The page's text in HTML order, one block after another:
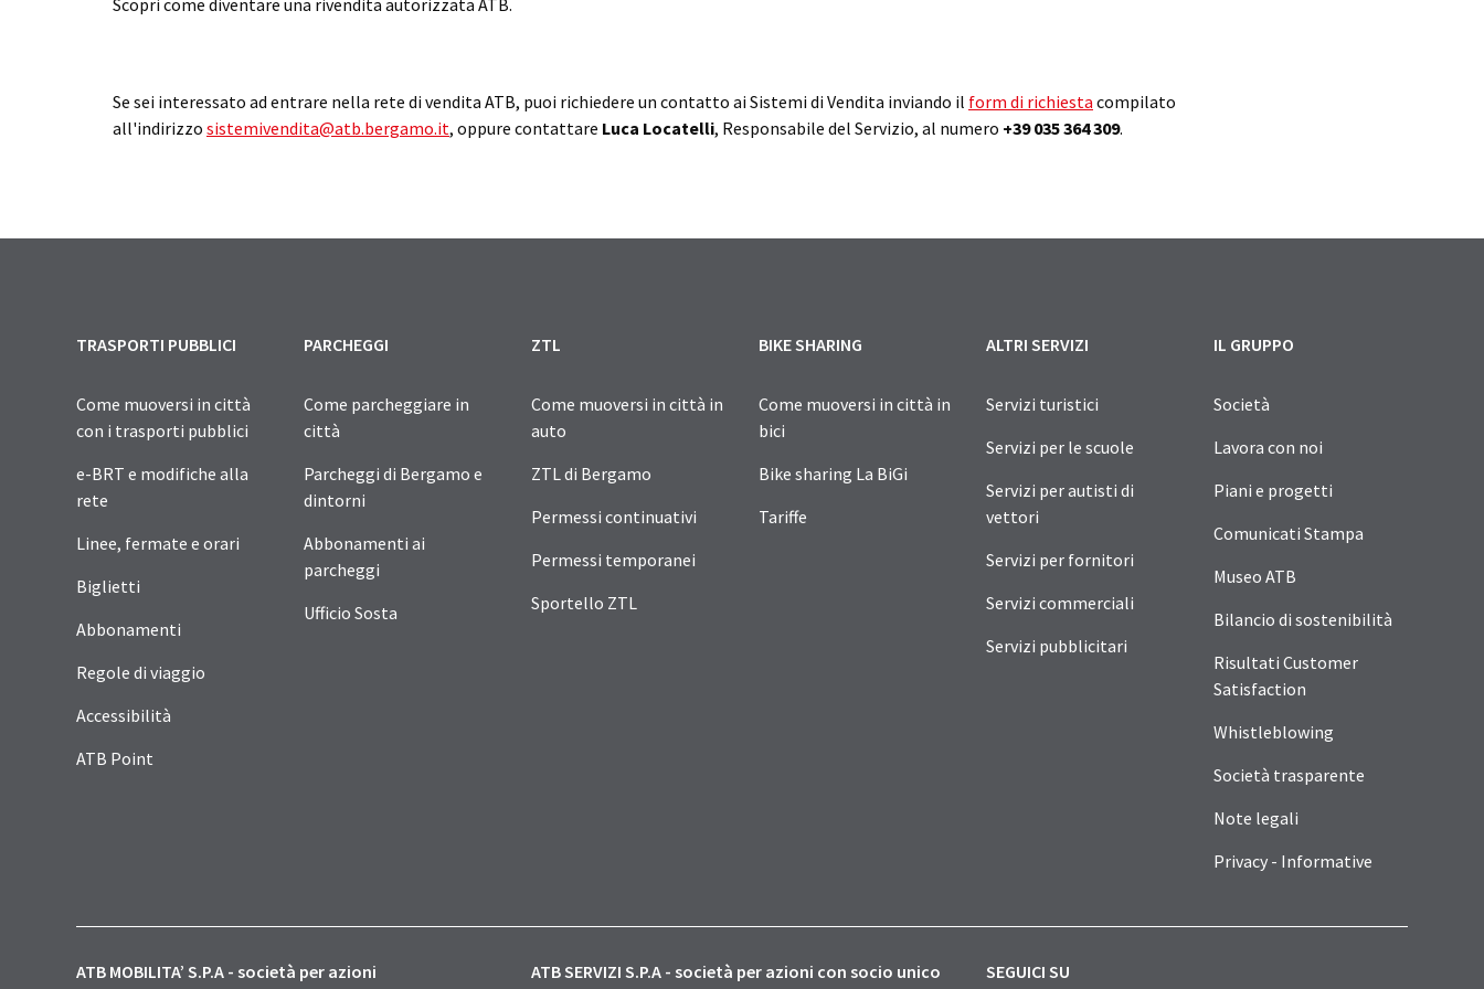
Scopri come diventare una rivendita autorizzata ATB.
Se sei interessato ad entrare nella rete di vendita ATB, puoi richiedere un contatto ai Sistemi di Vendita inviando il form di richiesta compilato
all'indirizzo sistemivendita@atb.bergamo.it, oppure contattare Luca Locatelli, Responsabile del Servizio, al numero +39 035 364 309.
TRASPORTI PUBBLICI
Come muoversi in città
con i trasporti pubblici
e-BRT e modifiche alla
rete
Linee, fermate e orari
Biglietti
Abbonamenti
Regole di viaggio
Accessibilità
ATB Point
PARCHEGGI
Come parcheggiare in
città
Parcheggi di Bergamo e
dintorni
Abbonamenti ai
parcheggi
Ufficio Sosta
ZTL
Come muoversi in città in
auto
ZTL di Bergamo
Permessi continuativi
Permessi temporanei
Sportello ZTL
BIKE SHARING
Come muoversi in città in
bici
Bike sharing La BiGi
Tariffe
ALTRI SERVIZI
Servizi turistici
Servizi per le scuole
Servizi per autisti di
vettori
Servizi per fornitori
Servizi commerciali
Servizi pubblicitari
IL GRUPPO
Società
Lavora con noi
Piani e progetti
Comunicati Stampa
Museo ATB
Bilancio di sostenibilità
Risultati Customer
Satisfaction
Whistleblowing
Società trasparente
Note legali
Privacy - Informative
ATB MOBILITA’ S.P.A - società per azioni ATB SERVIZI S.P.A - società per azioni con socio unico SEGUICI SU